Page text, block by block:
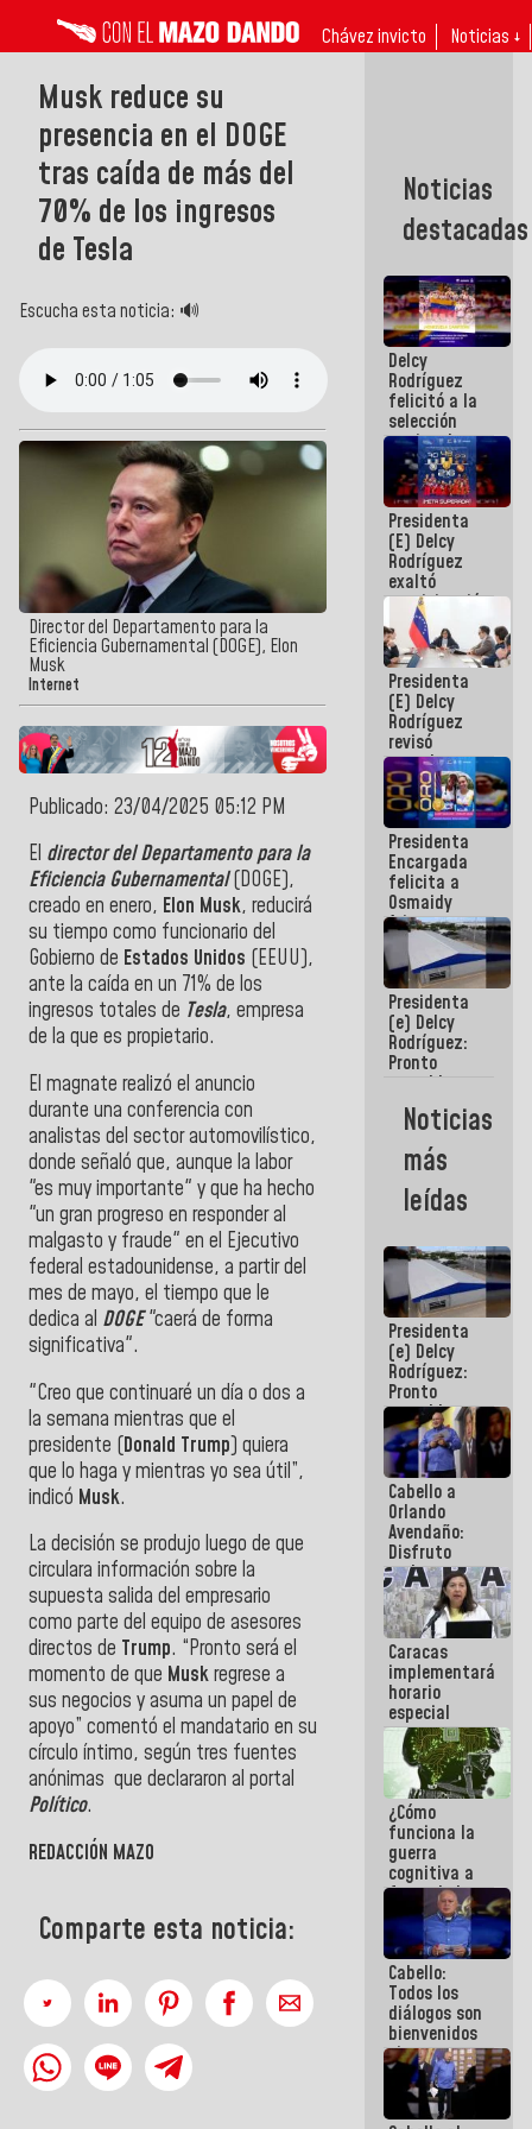
Chávez invicto Noticias ↓
Musk reduce su
presencia en el DOGE
tras caída de más del
70% de los ingresos
de Tesla
Escucha esta noticia: 🔊
Director del Departamento para la
Eficiencia Gubernamental (DOGE), Elon
Musk
Internet
Publicado: 23/04/2025 05:12 PM
El director del Departamento para la
Eficiencia Gubernamental(DOGE),
creado en enero, Elon Musk, reducirá
su tiempo como funcionario del
Gobierno de Estados Unidos (EEUU),
ante la caída en un 71% de los
ingresos totales de Tesla, empresa
de la que es propietario.
El magnate realizó el anuncio
durante una conferencia con
analistas del sector automovilístico,
donde señaló que, aunque la labor
"es muy importante" y que ha hecho
"un gran progreso en responder al
malgasto y fraude" en el Ejecutivo
federal estadounidense, a partir del
mes de mayo, el tiempo que le
dedica al DOGE"caerá de forma
significativa".
"Creo que continuaré un día o dos a
la semana mientras que el
presidente (Donald Trump) quiera
que lo haga y mientras yo sea útil”,
indicó Musk.
La decisión se produjo luego de que
circulara información sobre la
supuesta salida del empresario
como parte del equipo de asesores
directos de Trump. “Pronto será el
momento de que Muskregrese a
sus negocios y asuma un papel de
apoyo” comentó el mandatario en su
círculo íntimo, según tres fuentes
anónimas que declararon al portal
Político.
REDACCIÓN MAZO
Comparte esta noticia:
Noticias
destacadas
Delcy
Rodríguez
felicitó a la
selección
nacional
masculina
de voleibol
campeona
de la Copa
Panamericana
Sub-17
Presidenta
(E) Delcy
Rodríguez
exaltó
participación
de
Venezuela
en Juegos
Centroamericanos
y del Caribe
2026
Presidenta
(E) Delcy
Rodríguez
revisó
agenda
económica y
ejecución de
fondos de
emergencia
post-sismos
Presidenta
Encargada
felicita a
Osmaidy
Arias y
Giraly
Marcano por
hacer
historia en
los
Centroamericanos
Presidenta
(e) Delcy
Rodríguez:
Pronto
restableceremos
las
operaciones
Aeropuerto
Internacional
de
Noticias
más
leídas
Presidenta
(e) Delcy
Rodríguez:
Pronto
restableceremos
las
operaciones
en el
Aeropuerto
Internacional
de
Maiquetía
Cabello a
Orlando
Avendaño:
Disfruto
cada vez
que escribes
porque lo
que haces
es
embarrarla
Caracas
implementará
horario
especial
para
adaptarse
al plan de
ahorro
energético
¿Cómo
funciona la
guerra
cognitiva a
favor de la
narrativa
hegemónica?
(1)
Cabello:
Todos los
diálogos son
bienvenidos
siempre que
estén en el
marco de la
Constitución